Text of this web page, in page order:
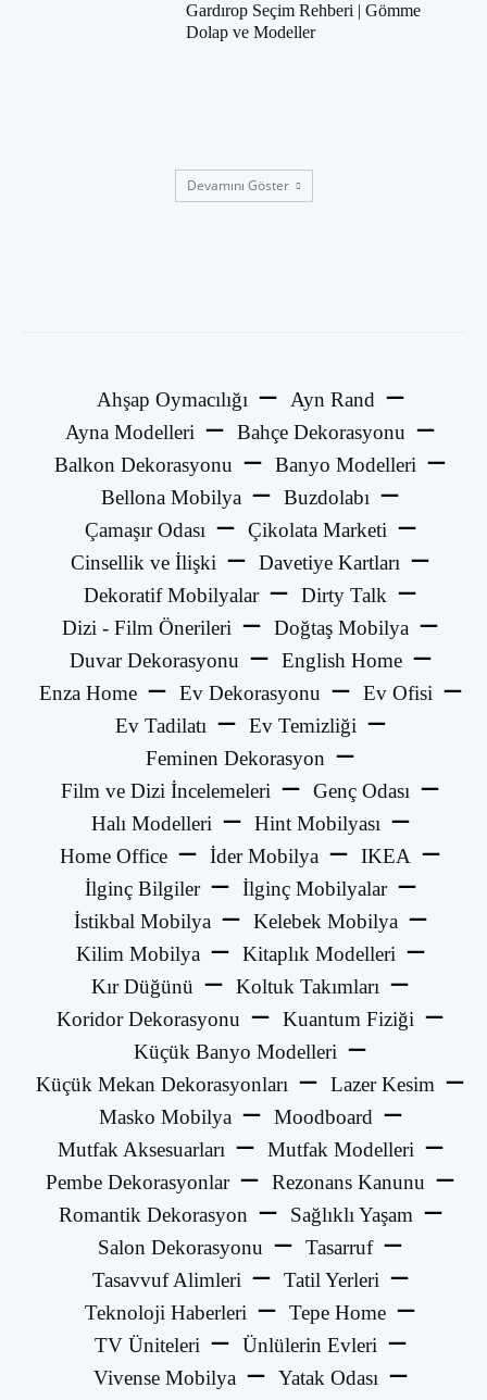
Gardırop Seçim Rehberi | Gömme
Dolap ve Modeller
Devamını Göster
Ahşap Oymacılığı
Ayn Rand
Ayna Modelleri
Bahçe Dekorasyonu
Balkon Dekorasyonu
Banyo Modelleri
Bellona Mobilya
Buzdolabı
Çamaşır Odası
Çikolata Marketi
Cinsellik ve İlişki
Davetiye Kartları
Dekoratif Mobilyalar
Dirty Talk
Dizi - Film Önerileri
Doğtaş Mobilya
Duvar Dekorasyonu
English Home
Enza Home
Ev Dekorasyonu
Ev Ofisi
Ev Tadilatı
Ev Temizliği
Feminen Dekorasyon
Film ve Dizi İncelemeleri
Genç Odası
Halı Modelleri
Hint Mobilyası
Home Office
İder Mobilya
IKEA
İlginç Bilgiler
İlginç Mobilyalar
İstikbal Mobilya
Kelebek Mobilya
Kilim Mobilya
Kitaplık Modelleri
Kır Düğünü
Koltuk Takımları
Koridor Dekorasyonu
Kuantum Fiziği
Küçük Banyo Modelleri
Küçük Mekan Dekorasyonları
Lazer Kesim
Masko Mobilya
Moodboard
Mutfak Aksesuarları
Mutfak Modelleri
Pembe Dekorasyonlar
Rezonans Kanunu
Romantik Dekorasyon
Sağlıklı Yaşam
Salon Dekorasyonu
Tasarruf
Tasavvuf Alimleri
Tatil Yerleri
Teknoloji Haberleri
Tepe Home
TV Üniteleri
Ünlülerin Evleri
Vivense Mobilya
Yatak Odası